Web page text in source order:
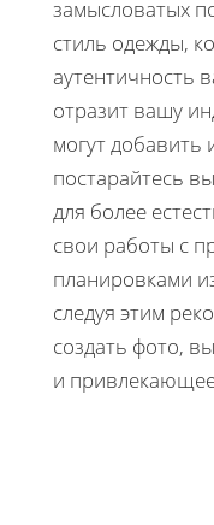
замысловатых
стиль одежды,
аутентичность
отразит вашу
могут добавить
постарайтесь
для более
свои работы с
планировками
следуя этим
создать фото,
и